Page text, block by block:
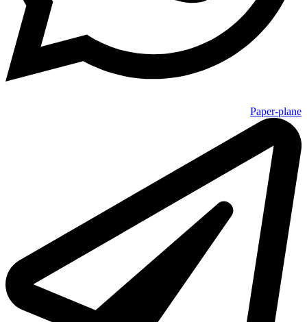
Paper-plane